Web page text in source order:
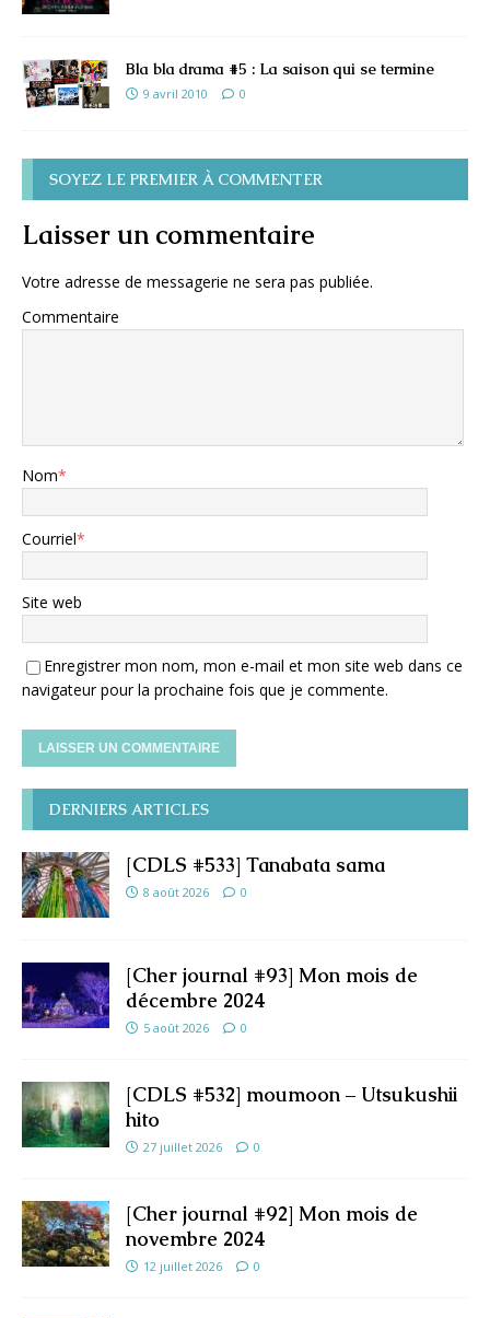
Bla bla drama #5 : La saison qui se termine
9 avril 2010 0
SOYEZ LE PREMIER À COMMENTER
Laisser un commentaire
Votre adresse de messagerie ne sera pas publiée.
Commentaire
Nom*
Courriel*
Site web
Enregistrer mon nom, mon e-mail et mon site web dans ce
navigateur pour la prochaine fois que je commente.
DERNIERS ARTICLES
[CDLS #533] Tanabata sama
8 août 2026 0
[Cher journal #93] Mon mois de
décembre 2024
5 août 2026 0
[CDLS #532] moumoon – Utsukushii
hito
27 juillet 2026 0
[Cher journal #92] Mon mois de
novembre 2024
12 juillet 2026 0